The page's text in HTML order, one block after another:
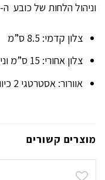
וניהול הלחות של כובע ה- Adventure האייקוני שלנו.
צלון קדמי: 8.5 ס”מ
צלון אחורי: 15 ס”מ וניתן לקיפול
אוורור: אסטרטגי 2 כיוונים
מוצרים קשורים